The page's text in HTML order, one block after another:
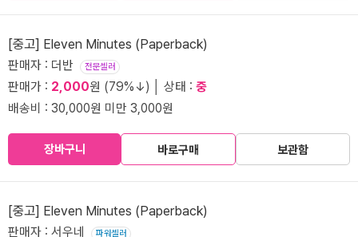
[중고] Eleven Minutes (Paperback)
판매자 : 더반 전문셀러
판매가 : 2,000원 (79%↓) │ 상태 : 중
배송비 : 30,000원 미만 3,000원
장바구니 바로구매 보관함
[중고] Eleven Minutes (Paperback)
판매자 : 서우네 파워셀러